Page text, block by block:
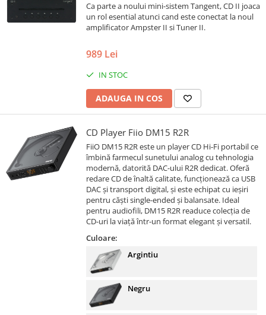
Ca parte a noului mini-sistem Tangent, CD II joaca
un rol esential atunci cand este conectat la noul
amplificator Ampster II si Tuner II.
989 Lei
IN STOC
ADAUGA IN COS
CD Player Fiio DM15 R2R
FiiO DM15 R2R este un player CD Hi-Fi portabil ce
îmbină farmecul sunetului analog cu tehnologia
modernă, datorită DAC-ului R2R dedicat. Oferă
redare CD de înaltă calitate, funcționează ca USB
DAC și transport digital, și este echipat cu ieșiri
pentru căști single-ended și balansate. Ideal
pentru audiofili, DM15 R2R readuce colecția de
CD-uri la viață într-un format elegant și versatil.
Culoare:
Argintiu
Negru